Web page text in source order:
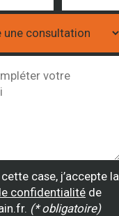
case, j’accepte la
confidentialité de
(* obligatoire)